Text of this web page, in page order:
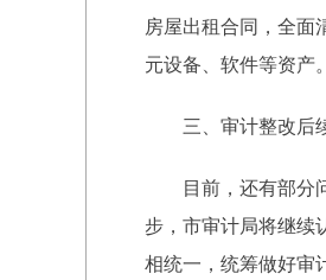
房屋出租合同，全面
元设备、软件等资产。
三、审计整改后
目前，还有部分
步，市审计局将继续
相统一，统筹做好审